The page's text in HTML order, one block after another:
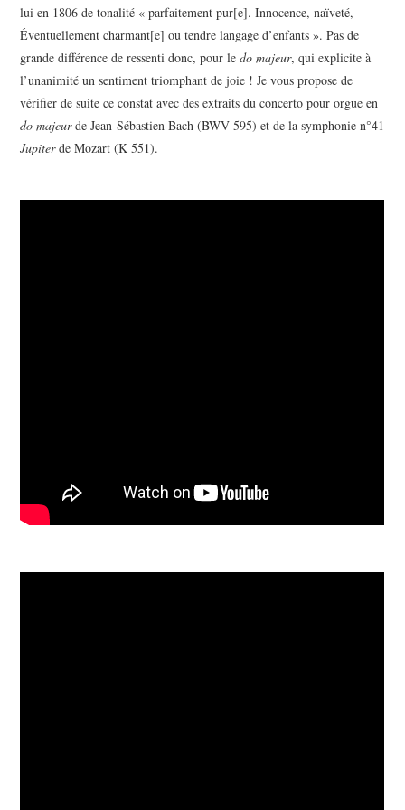
lui en 1806 de tonalité « parfaitement pur[e]. Innocence, naïveté,
Éventuellement charmant[e] ou tendre langage d’enfants ». Pas de
grande différence de ressenti donc, pour ledo majeur, qui explicite à
l’unanimité un sentiment triomphant de joie ! Je vous propose de
vérifier de suite ce constat avec des extraits du concerto pour orgue en
do majeurde Jean-Sébastien Bach (BWV 595) et de la symphonie n°41
Jupiterde Mozart (K 551).